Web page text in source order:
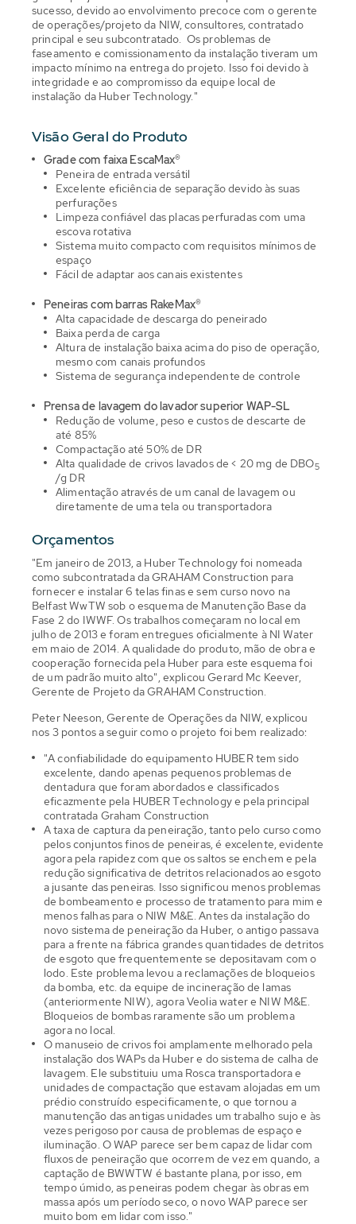
sucesso, devido ao envolvimento precoce com o gerente
de operações/projeto da NIW, consultores, contratado
principal e seu subcontratado. Os problemas de
faseamento e comissionamento da instalação tiveram um
impacto mínimo na entrega do projeto. Isso foi devido à
integridade e ao compromisso da equipe local de
instalação da Huber Technology."
Visão Geral do Produto
Grade com faixa EscaMax®
Peneira de entrada versátil
Excelente eficiência de separação devido às suas
perfurações
Limpeza confiável das placas perfuradas com uma
escova rotativa
Sistema muito compacto com requisitos mínimos de
espaço
Fácil de adaptar aos canais existentes
Peneiras com barras RakeMax®
Alta capacidade de descarga do peneirado
Baixa perda de carga
Altura de instalação baixa acima do piso de operação,
mesmo com canais profundos
Sistema de segurança independente de controle
Prensa de lavagem do lavador superior WAP-SL
Redução de volume, peso e custos de descarte de
até 85%
Compactação até 50% de DR
Alta qualidade de crivos lavados de < 20 mg de DBO5
/g DR
Alimentação através de um canal de lavagem ou
diretamente de uma tela ou transportadora
Orçamentos
"Em janeiro de 2013, a Huber Technology foi nomeada
como subcontratada da GRAHAM Construction para
fornecer e instalar 6 telas finas e sem curso novo na
Belfast WwTW sob o esquema de Manutenção Base da
Fase 2 do IWWF. Os trabalhos começaram no local em
julho de 2013 e foram entregues oficialmente à NI Water
em maio de 2014. A qualidade do produto, mão de obra e
cooperação fornecida pela Huber para este esquema foi
de um padrão muito alto", explicou Gerard Mc Keever,
Gerente de Projeto da GRAHAM Construction.
Peter Neeson, Gerente de Operações da NIW, explicou
nos 3 pontos a seguir como o projeto foi bem realizado:
"A confiabilidade do equipamento HUBER tem sido
excelente, dando apenas pequenos problemas de
dentadura que foram abordados e classificados
eficazmente pela HUBER Technology e pela principal
contratada Graham Construction
A taxa de captura da peneiração, tanto pelo curso como
pelos conjuntos finos de peneiras, é excelente, evidente
agora pela rapidez com que os saltos se enchem e pela
redução significativa de detritos relacionados ao esgoto
a jusante das peneiras. Isso significou menos problemas
de bombeamento e processo de tratamento para mim e
menos falhas para o NIW M&E. Antes da instalação do
novo sistema de peneiração da Huber, o antigo passava
para a frente na fábrica grandes quantidades de detritos
de esgoto que frequentemente se depositavam com o
lodo. Este problema levou a reclamações de bloqueios
da bomba, etc. da equipe de incineração de lamas
(anteriormente NIW), agora Veolia water e NIW M&E.
Bloqueios de bombas raramente são um problema
agora no local.
O manuseio de crivos foi amplamente melhorado pela
instalação dos WAPs da Huber e do sistema de calha de
lavagem. Ele substituiu uma Rosca transportadora e
unidades de compactação que estavam alojadas em um
prédio construído especificamente, o que tornou a
manutenção das antigas unidades um trabalho sujo e às
vezes perigoso por causa de problemas de espaço e
iluminação. O WAP parece ser bem capaz de lidar com
fluxos de peneiração que ocorrem de vez em quando, a
captação de BWWTW é bastante plana, por isso, em
tempo úmido, as peneiras podem chegar às obras em
massa após um período seco, o novo WAP parece ser
muito bom em lidar com isso."